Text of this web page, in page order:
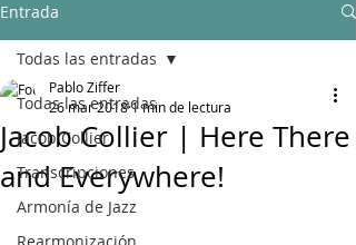
Entrada
Todas las entradas
Jacob Collier
Transcripciones
Armonía de Jazz
Rearmonización
Todas las entradas
Jacob Collier | Here There
and Everywhere!
Pablo Ziffer
26 mar 20181 min de lectura